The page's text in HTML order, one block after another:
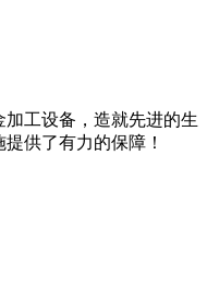
工设备，造就先进的生
供了有力的保障！